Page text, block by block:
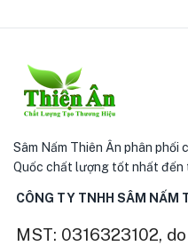
Sâm Nấm Thiên Ân phân phối
Quốc chất lượng tốt nhất đến
CÔNG TY TNHH SÂM NẤM
MST: 0316323102,